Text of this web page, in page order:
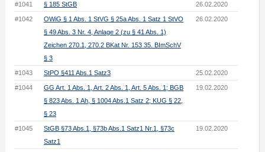
#1041 § 185 StGB 26.02.2020
#1042
OWiG § 1 Abs. 1 StVG § 25a Abs. 1 Satz 1 StVO
§ 49 Abs. 3 Nr. 4, Anlage 2 (zu § 41 Abs. 1)
Zeichen 270.1, 270.2 BKat Nr. 153 35. BImSchV
§ 3
26.02.2020
#1043 StPO §411 Abs.1 Satz3 25.02.2020
#1044
GG Art. 1 Abs. 1, Art. 2 Abs. 1, Art. 5 Abs. 1; BGB
§ 823 Abs. 1 Ah, § 1004 Abs.1 Satz 2; KUG § 22,
§ 23
19.02.2020
#1045
StGB §73 Abs.1, §73b Abs.1 Satz1 Nr.1, §73c
Satz1
19.02.2020